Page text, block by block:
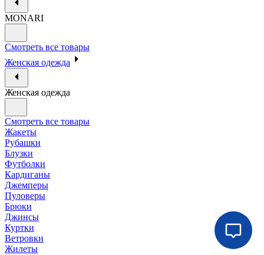
MONARI
Смотреть все товары
Женская одежда
Женская одежда
Смотреть все товары
Жакеты
Рубашки
Блузки
Футболки
Кардиганы
Джемперы
Пуловеры
Брюки
Джинсы
Куртки
Ветровки
Жилеты